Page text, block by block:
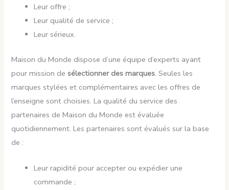
Leur offre ;
Leur qualité de service ;
Leur sérieux.
Maison du Monde dispose d’une équipe d’experts ayant
pour mission desélectionner des marques. Seules les
marques stylées et complémentaires avec les offres de
l’enseigne sont choisies. La qualité du service des
partenaires de Maison du Monde est évaluée
quotidiennement. Les partenaires sont évalués sur la base
de :
Leur rapidité pour accepter ou expédier une
commande ;